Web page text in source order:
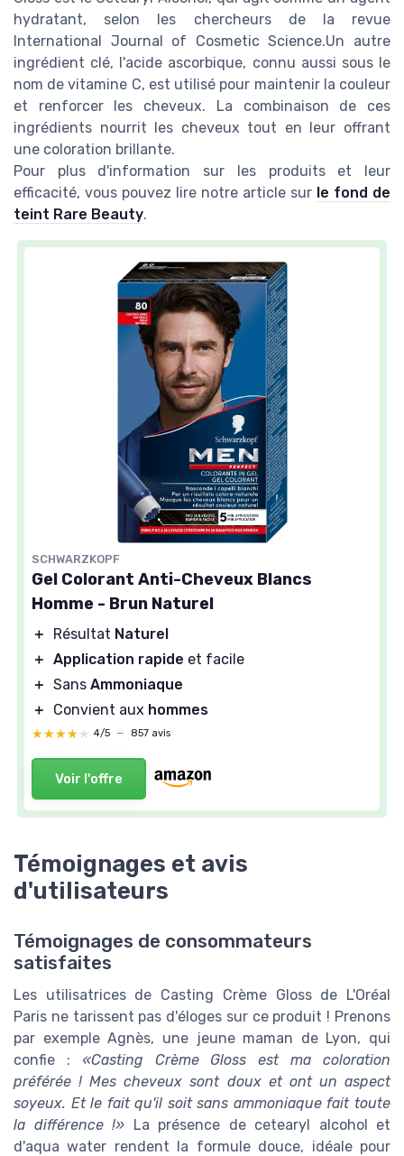
hydratant, selon les chercheurs de la revue
International Journal of Cosmetic Science.Un autre
ingrédient clé, l'acide ascorbique, connu aussi sous le
nom de vitamine C, est utilisé pour maintenir la couleur
et renforcer les cheveux. La combinaison de ces
ingrédients nourrit les cheveux tout en leur offrant
une coloration brillante.
Pour plus d'information sur les produits et leur
efficacité, vous pouvez lire notre article sur le fond de
teint Rare Beauty.
SCHWARZKOPF
Gel Colorant Anti-Cheveux Blancs
Homme - Brun Naturel
＋ Résultat Naturel
＋ Application rapide et facile
＋ Sans Ammoniaque
＋
Convient aux hommes
★★★★★
★★★★★ 4/5 — 857 avis
Voir l'offre
Témoignages et avis
d'utilisateurs
Témoignages de consommateurs
satisfaites
Les utilisatrices de Casting Crème Gloss de L'Oréal
Paris ne tarissent pas d'éloges sur ce produit ! Prenons
par exemple Agnès, une jeune maman de Lyon, qui
confie :
Casting Crème Gloss est ma coloration
préférée ! Mes cheveux sont doux et ont un aspect
soyeux. Et le fait qu'il soit sans ammoniaque fait toute
la différence !
La présence de cetearyl alcohol et
d'aqua water rendent la formule douce, idéale pour